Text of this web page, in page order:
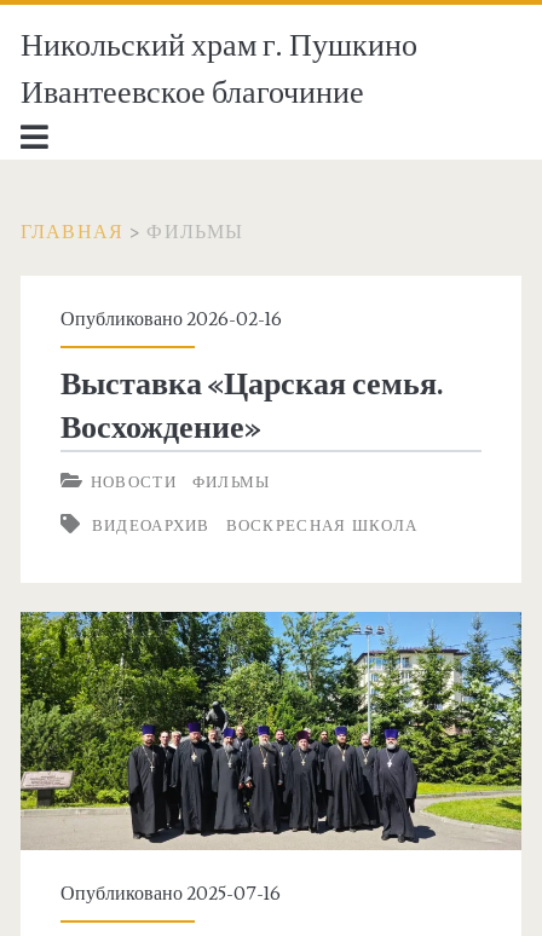
Никольский храм г. Пушкино
Ивантеевское благочиние
ГЛАВНАЯ > ФИЛЬМЫ
Рубрика:
<span>Фильмы</span>
Опубликовано 2026-02-16
Выставка «Царская семья.
Восхождение»
НОВОСТИ ФИЛЬМЫ
ВИДЕОАРХИВ ВОСКРЕСНАЯ ШКОЛА
Опубликовано 2025-07-16